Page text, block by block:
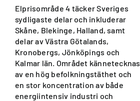
Elprisområde 4 täcker Sveriges
sydligaste delar och inkluderar
Skåne, Blekinge, Halland, samt
delar av Västra Götalands,
Kronobergs, Jönköpings och
Kalmar län. Området kännetecknas
av en hög befolkningstäthet och
en stor koncentration av både
energiintensiv industri och